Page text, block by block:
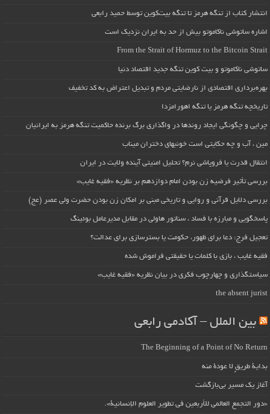
انتشار کتاب از تنگه هرمز تا تنگه بیت‌کوین توسط حمید رابعی
اشاره ساتوشی ناکاموتو بیش از حد به ایران نزدیک است
From the Strait of Hormuz to the Bitcoin Strait
ساتوشی ناکاموتو و بیت کوین تنگه جدید اقتصاد دنیا
بهره‌برداری اقتصادی از نارضایتی مردم و تبدیل اعتراض به کد تخفیف
تاریخچه تنگه هرمز یا تنگه اهورامزدا
چرایی و چگونگی ایجاد روندها در واگذاری برگ برنده حاکمیت تنگه هرمز به ایرانیان
مین ، آب و چه حکایتی است خونبهای دختران میناب
انتقال قدرت یا فروپاشی نرم؟ تحلیل امنیتی آینده ولایت در ایران
بررسی تأثیر فرضیه زن بودن امام دوازدهم بر نظریه «فقیه غایب»
بررسی دلایل قرآنی و روایی و تاریخی مبنی بر امکان زن بودن حضرت ولی عصر (عج)
پاسخگویی و مبارزه با فساد ، سناتور هاولی در مقابل مدیرعامل بوئینگ
تعجیل فرج: دعا برای ظهور، حکومت یا بسترسازی برای عدالت؟
فقیه غایب ، بازی با کلمات یا حقیقتی فراموش شده
سیاستگذاری و چهارچوب فکری در بیان نظریه «فقیه غایب»
the absent jurist
بین الملل – آکادمی رابعی
The Beginning of a Point of No Return
بداية طريقٍ لا عودة منه
آغاز یک مسیر بی‌بازگشت
«دور التجمع العالمي للأربعين في تطوير العلوم الإنسانية».